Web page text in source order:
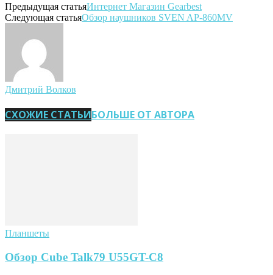
Предыдущая статьяИнтернет Магазин Gearbest
Следующая статьяОбзор наушников SVEN AP-860MV
Дмитрий Волков
СХОЖИЕ СТАТЬИБОЛЬШЕ ОТ АВТОРА
Планшеты
Обзор Cube Talk79 U55GT-C8